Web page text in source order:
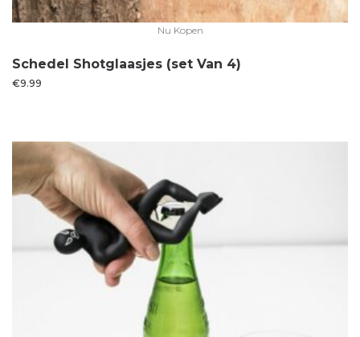
Nu Kopen
Schedel Shotglaasjes (set Van 4)
€9.99